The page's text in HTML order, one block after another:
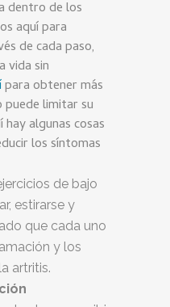
dentro de los
aquí para
de cada paso,
vida sin
para obtener más
limitar su
algunas cosas
los síntomas
de bajo
estirarse y
que cada uno
y los
artritis.